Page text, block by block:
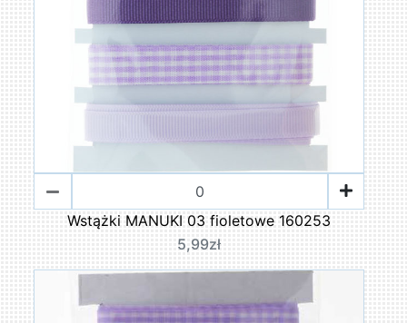
Wstążki MANUKI 03 fioletowe 160253
5,99zł